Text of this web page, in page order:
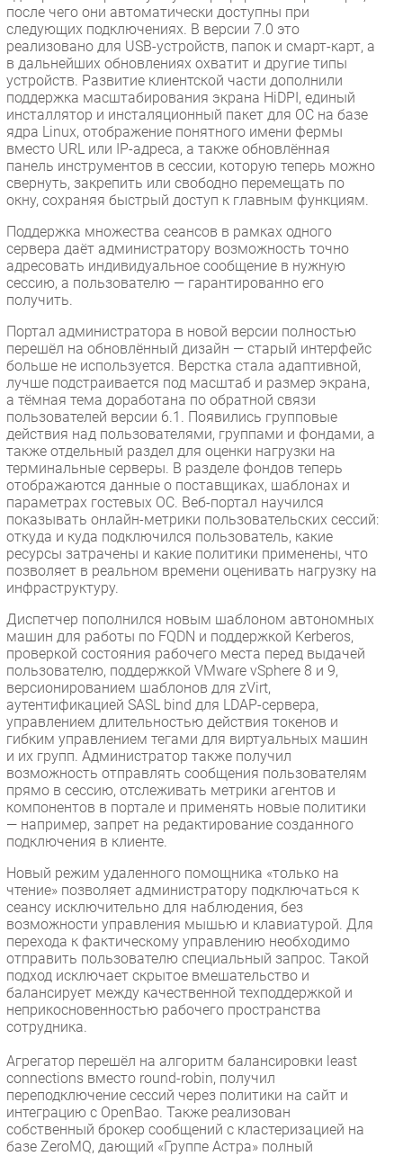
после чего они автоматически доступны при
следующих подключениях. В версии 7.0 это
реализовано для USB-устройств, папок и смарт-карт, а
в дальнейших обновлениях охватит и другие типы
устройств. Развитие клиентской части дополнили
поддержка масштабирования экрана HiDPI, единый
инсталлятор и инсталяционный пакет для ОС на базе
ядра Linux, отображение понятного имени фермы
вместо URL или IP-адреса, а также обновлённая
панель инструментов в сессии, которую теперь можно
свернуть, закрепить или свободно перемещать по
окну, сохраняя быстрый доступ к главным функциям.
Поддержка множества сеансов в рамках одного
сервера даёт администратору возможность точно
адресовать индивидуальное сообщение в нужную
сессию, а пользователю — гарантированно его
получить.
Портал администратора в новой версии полностью
перешёл на обновлённый дизайн — старый интерфейс
больше не используется. Верстка стала адаптивной,
лучше подстраивается под масштаб и размер экрана,
а тёмная тема доработана по обратной связи
пользователей версии 6.1. Появились групповые
действия над пользователями, группами и фондами, а
также отдельный раздел для оценки нагрузки на
терминальные серверы. В разделе фондов теперь
отображаются данные о поставщиках, шаблонах и
параметрах гостевых ОС. Веб-портал научился
показывать онлайн-метрики пользовательских сессий:
откуда и куда подключился пользователь, какие
ресурсы затрачены и какие политики применены, что
позволяет в реальном времени оценивать нагрузку на
инфраструктуру.
Диспетчер пополнился новым шаблоном автономных
машин для работы по FQDN и поддержкой Kerberos,
проверкой состояния рабочего места перед выдачей
пользователю, поддержкой VMware vSphere 8 и 9,
версионированием шаблонов для zVirt,
аутентификацией SASL bind для LDAP-сервера,
управлением длительностью действия токенов и
гибким управлением тегами для виртуальных машин
и их групп. Администратор также получил
возможность отправлять сообщения пользователям
прямо в сессию, отслеживать метрики агентов и
компонентов в портале и применять новые политики
— например, запрет на редактирование созданного
подключения в клиенте.
Новый режим удаленного помощника «только на
чтение» позволяет администратору подключаться к
сеансу исключительно для наблюдения, без
возможности управления мышью и клавиатурой. Для
перехода к фактическому управлению необходимо
отправить пользователю специальный запрос. Такой
подход исключает скрытое вмешательство и
балансирует между качественной техподдержкой и
неприкосновенностью рабочего пространства
сотрудника.
Агрегатор перешёл на алгоритм балансировки least
connections вместо round-robin, получил
переподключение сессий через политики на сайт и
интеграцию с OpenBao. Также реализован
собственный брокер сообщений с кластеризацией на
базе ZeroMQ, дающий «Группе Астра» полный